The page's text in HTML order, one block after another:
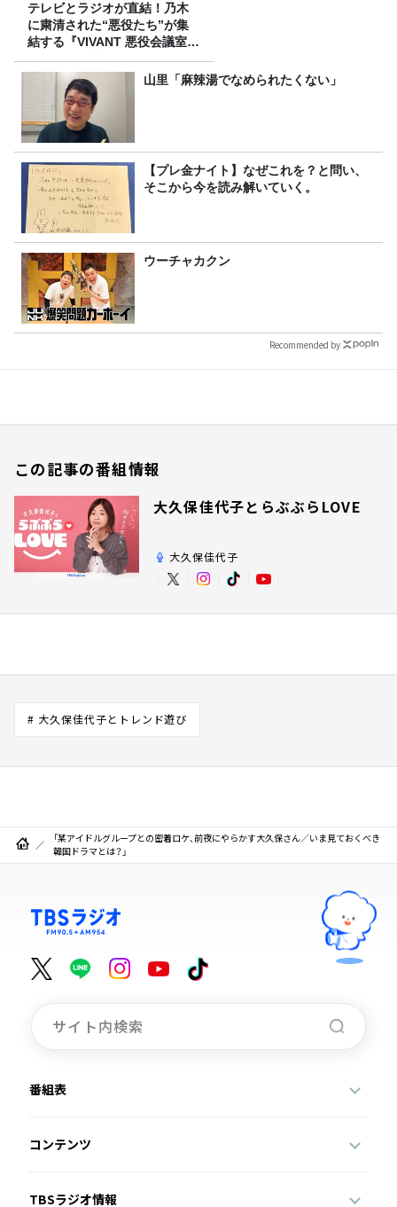
テレビとラジオが直結！乃木
に粛清された“悪役たち”が集
結する『VIVANT 悪役会議室』
7/26(日)23時スタート！
山里「麻辣湯でなめられたくない」
【プレ金ナイト】なぜこれを？と問い、
そこから今を読み解いていく。
ウーチャカクン
Recommended by
この記事の番組情報
大久保佳代子とらぶぶらLOVE
大久保佳代子
# 大久保佳代子とトレンド遊び
「某アイドルグループとの密着ロケ、前夜にやらかす大久保さん／いま見ておくべき
韓国ドラマとは？」
番組表
コンテンツ
TBSラジオ情報